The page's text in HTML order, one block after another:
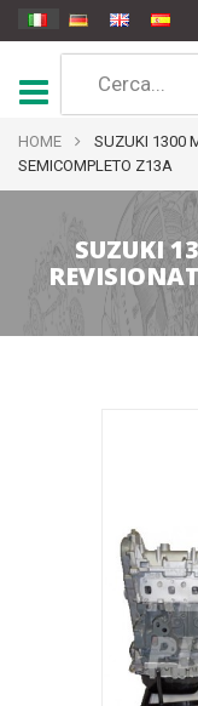
HOME
SUZUKI 1300
SEMICOMPLETO Z13A
SUZUKI